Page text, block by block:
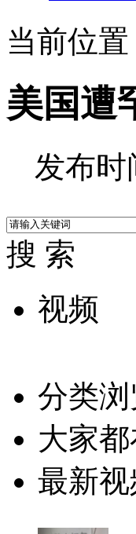
当前位置
美国遭
发布时
搜 索
视频
分类浏
大家
最新视